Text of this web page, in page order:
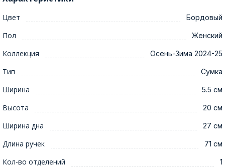
Цвет Бордовый
Пол Женский
Коллекция Осень-Зима 2024-25
Тип Сумка
Ширина 5.5 см
Высота 20 см
Ширина дна 27 см
Длина ручек 71 см
Кол-во отделений 1